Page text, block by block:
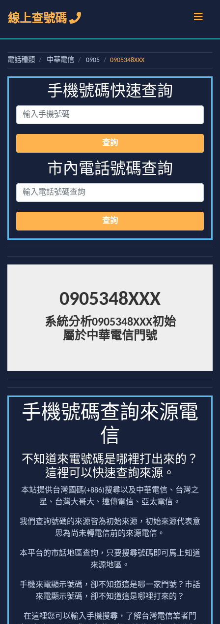
線上查號碼
電話種類 中華電信 0905 0905348XXX
手機號碼快速查詢
查詢
市內電話號碼查詢
查詢
0905348XXX
系統分析0905348XXX初始
屬於中華電信門號
手機號碼查詢來源電
信
不知道來電號碼是哪裡打出來的？
這裡可以快速查詢來源。
本站提供台灣國碼(+886)搜尋以及中華電信、台灣之
星、台灣大哥大、遠傳電信、亞太電信。
我們查詢號碼的來源皆為初始來源，初始來源代表意
思為尚未轉電信前的來源電信。
本平台的市話地區查詢，只要搜尋號碼即可馬上知道
來源地區。
手機來電顯示號碼，卻不知道這是哪一家門號？市話
來電顯示號碼，卻不知道這是哪裡打來的？
在這裡您可以輸入手機搜尋，了解台灣電信業者門